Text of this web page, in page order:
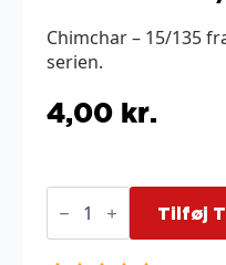
Chimchar – 15/135
serien.
4,00 kr.
Chimchar
antal
Tilføj